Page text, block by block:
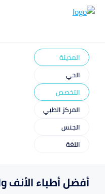
المدينة
الحي
التخصص
المركز الطبي
الجنس
اللغة
أفضل أطباء الأنف